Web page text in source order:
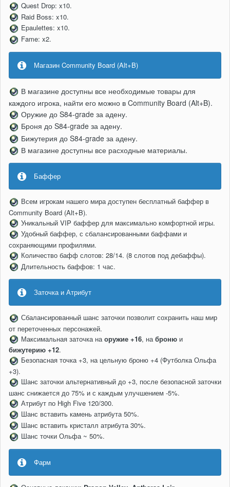
Quest Drop: x10.
Raid Boss: x10.
Epaulettes: x10.
Fame: x2.
Магазин Community Board (Alt+B)
В магазине доступны все необходимые товары для
каждого игрока, найти его можно в Community Board (Alt+B).
Оружие до S84-grade за адену.
Броня до S84-grade за адену.
Бижутерия до S84-grade за адену.
В магазине доступны все расходные материалы.
Баффер
Всем игрокам нашего мира доступен бесплатный баффер в
Community Board (Alt+B).
Уникальный VIP баффер для максимально комфортной игры.
Удобный баффер, с сбалансированными баффами и
сохраняющими профилями.
Количество бафф слотов: 28/14. (8 слотов под дебаффы).
Длительность баффов: 1 час.
Заточка и Атрибут
Сбалансированный шанс заточки позволит сохранить наш мир
от переточенных персонажей.
Максимальная заточка на оружие +16, на броню и
бижутерию +12.
Безопасная точка +3, на цельную броню +4 (Футболка Ольфа
+3).
Шанс заточки альтернативный до +3, после безопасной заточки
шанс снижается до 75% и с каждым улучшением -5%.
Атрибут по High Five 120/300.
Шанс вставить камень атрибута 50%.
Шанс вставить кристалл атрибута 30%.
Шанс точки Ольфа ~ 50%.
Фарм